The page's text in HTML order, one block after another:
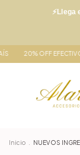
/ 15% OFF
Inicio NUEVOS